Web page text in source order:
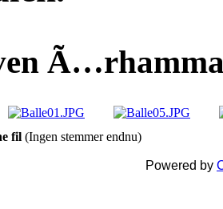
fil (Ingen stemmer endnu)
Powered by